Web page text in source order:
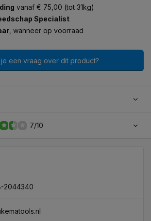
vanaf € 75,00 (tot 31kg)
Specialist
, wanneer op voorraad
een vraag over dit product?
7/10
2044340